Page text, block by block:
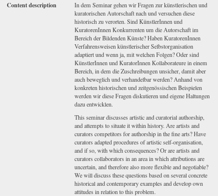
Content description
In dem Seminar gehen wir Fragen zur künstlerischen und
kuratorischen Autorschaft nach und versuchen diese
historisch zu verorten. Sind KünstlerInnen und
KuratorenInnen Konkurrenten um die Autorschaft im
Bereich der Bildenden Künste? Haben KuratorenInnen
Verfahrensweisen künstlerischer Selbstorganisation
adaptiert und wenn ja, mit welchen Folgen? Oder sind
KünstlerInnen und KuratorInnen Kollaborateure in einem
Bereich, in dem die Zuschreibungen unsicher, damit aber
auch beweglich und verhandelbar werden? Anhand von
konkreten historischen und zeitgenössischen Beispielen
werden wir diese Fragen diskutieren und eigene Haltungen
dazu entwicklen.
This seminar discusses artistic and curatorial authorship,
and attempts to situate it within history. Are artists and
curators competitors for authorship in the fine arts? Have
curators adapted procedures of artistic self-organisation,
and if so, with which consequences? Or are artists and
curators collaborators in an area in which attributions are
uncertain, and therefore also more flexible and negotiable?
We will discuss these questions based on several concrete
historical and contemporary examples and develop own
attitudes in relation to this problem.